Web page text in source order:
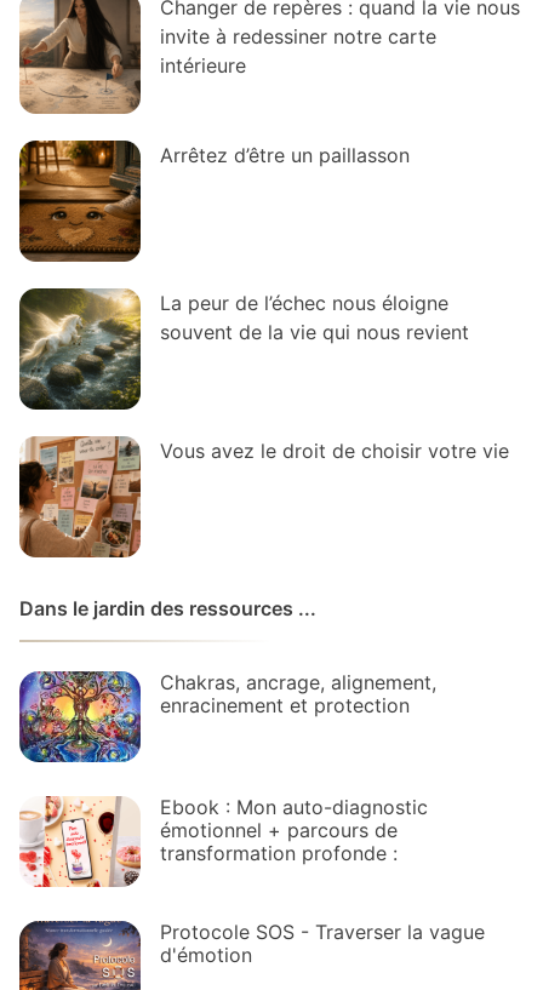
Changer de repères : quand la vie nous
invite à redessiner notre carte
intérieure
Arrêtez d’être un paillasson
La peur de l’échec nous éloigne
souvent de la vie qui nous revient
Vous avez le droit de choisir votre vie
Dans le jardin des ressources ...
Chakras, ancrage, alignement,
enracinement et protection
Ebook : Mon auto-diagnostic
émotionnel + parcours de
transformation profonde :
Protocole SOS - Traverser la vague
d'émotion